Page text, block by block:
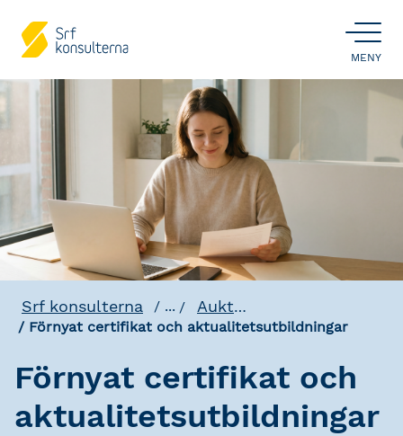
ÖPPNA
MENY
Srf konsulterna ... Auktoriserad Redovisningskonsult
Förnyat certifikat och aktualitetsutbildningar
Förnyat certifikat och
aktualitetsutbildningar